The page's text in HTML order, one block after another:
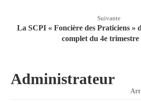
Suivante
La SCPI « Foncière des Praticiens »
complet du 4e trimestre
Administrateur